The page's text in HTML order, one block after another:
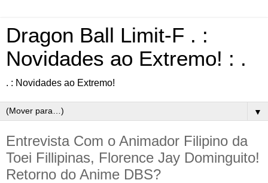
Dragon Ball Limit-F . :
Novidades ao Extremo! : .
. : Novidades ao Extremo!
▼
Entrevista Com o Animador Filipino da
Toei Fillipinas, Florence Jay Dominguito!
Retorno do Anime DBS?